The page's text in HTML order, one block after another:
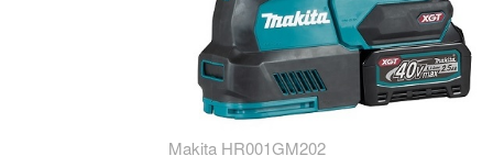
Makita HR001GM202